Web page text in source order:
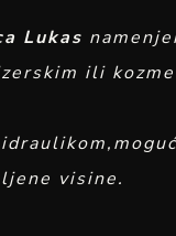
Lukas
ili
visine.